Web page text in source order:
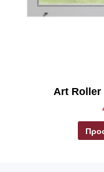
Art Roller